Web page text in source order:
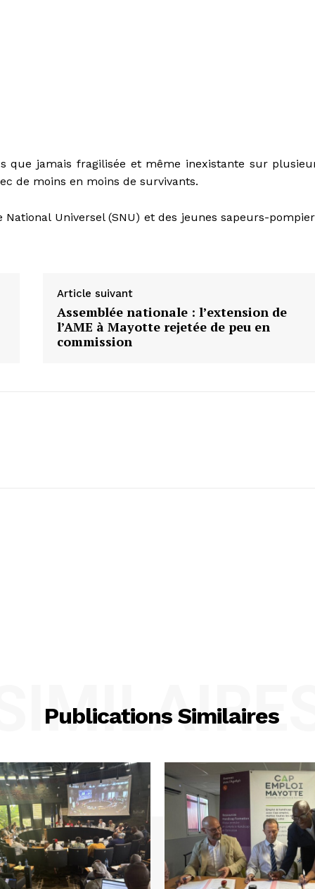
que jamais fragilisée et même inexistante sur
de moins en moins de survivants.
Universel (SNU) et des jeunes sapeurs-
Article suivant
Assemblée nationale : l’extension de
l’AME à Mayotte rejetée de peu en
commission
Publications Similaires